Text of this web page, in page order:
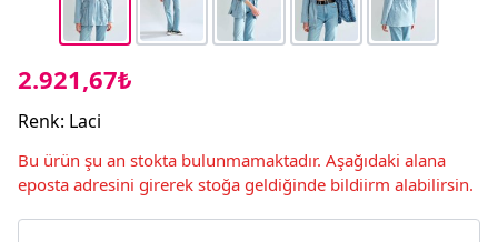
2.921,67₺
Renk: Laci
Bu ürün şu an stokta bulunmamaktadır. Aşağıdaki alana
eposta adresini girerek stoğa geldiğinde bildiirm alabilirsin.